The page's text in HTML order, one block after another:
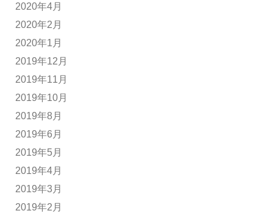
2020年4月
2020年2月
2020年1月
2019年12月
2019年11月
2019年10月
2019年8月
2019年6月
2019年5月
2019年4月
2019年3月
2019年2月